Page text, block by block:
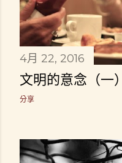
4月 22, 2016
文明的意念（一）
分享